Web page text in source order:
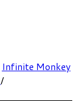
Infinite Monkey
/